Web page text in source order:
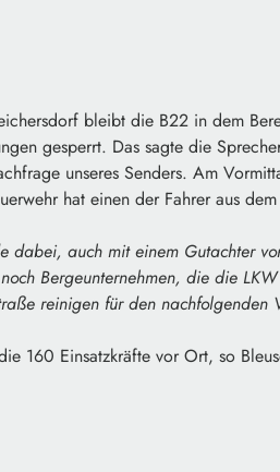
bleibt die B22 in dem
gesperrt. Das sagte die
unseres Senders. Am
hat einen der Fahrer aus
dabei, auch mit einem Gutachter
Bergeunternehmen, die die
reinigen für den nachfolgenden
160 Einsatzkräfte vor Ort, so